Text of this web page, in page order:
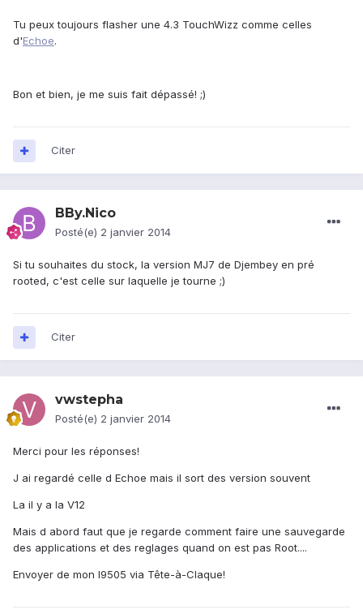
Tu peux toujours flasher une 4.3 TouchWizz comme celles
d'Echoe.
Bon et bien, je me suis fait dépassé! ;)
Citer
BBy.Nico
Posté(e) 2 janvier 2014
Si tu souhaites du stock, la version MJ7 de Djembey en pré
rooted, c'est celle sur laquelle je tourne ;)
Citer
vwstepha
Posté(e) 2 janvier 2014
Merci pour les réponses!
J ai regardé celle d Echoe mais il sort des version souvent
La il y a la V12
Mais d abord faut que je regarde comment faire une sauvegarde
des applications et des reglages quand on est pas Root....
Envoyer de mon I9505 via Tête-à-Claque!